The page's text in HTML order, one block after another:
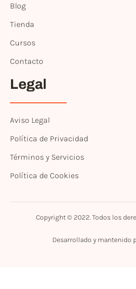
Blog
Tienda
Cursos
Contacto
Legal
Aviso Legal
Política de Privacidad
Términos y Servicios
Política de Cookies
Copyright © 2022. Todos los
Desarrollado y mantenido